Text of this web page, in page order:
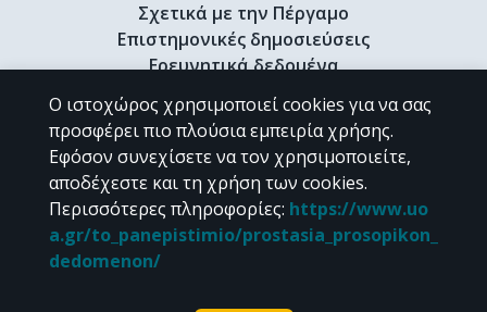
Σχετικά με την Πέργαμο
Επιστημονικές δημοσιεύσεις
Ερευνητικά δεδομένα
Διδακτορικές διατριβές & Γκρίζα βιβλιογραφία
Προφίλ Ερευνητή
CC BY-NC 4.0
Εκτός αν αναφέρεται διαφορετικά, το υλικό της "Περγάμου" διατίθεται
Ο ιστοχώρος χρησιμοποιεί cookies για να σας
προσφέρει πιο πλούσια εμπειρία χρήσης.
Εφόσον συνεχίσετε να τον χρησιμοποιείτε,
αποδέχεστε και τη χρήση των cookies.
Περισσότερες πληροφορίες: https://www.uo
a.gr/to_panepistimio/prostasia_prosopikon_
dedomenon/